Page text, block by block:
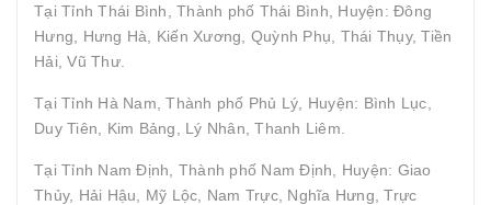
Tại Tỉnh Thái Bình, Thành phố Thái Bình, Huyện: Đông
Hưng, Hưng Hà, Kiến Xương, Quỳnh Phụ, Thái Thụy, Tiền
Hải, Vũ Thư.
Tại Tỉnh Hà Nam, Thành phố Phủ Lý, Huyện: Bình Lục,
Duy Tiên, Kim Bảng, Lý Nhân, Thanh Liêm.
Tại Tỉnh Nam Định, Thành phố Nam Định, Huyện: Giao
Thủy, Hải Hậu, Mỹ Lộc, Nam Trực, Nghĩa Hưng, Trực